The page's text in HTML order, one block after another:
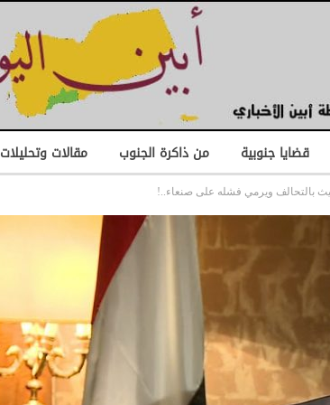
قضايا جنوبية من ذاكرة الجنوب مقالات وتحليلات
بالتحالف ويرمي فشله على صنعاء..!